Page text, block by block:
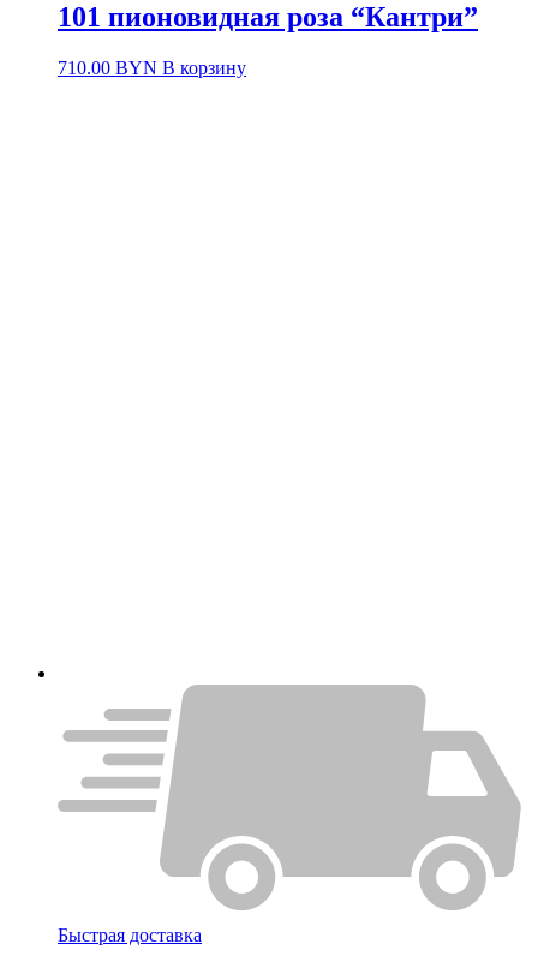
101 пионовидная роза “Кантри”
710.00 BYN В корзину
Быстрая доставка